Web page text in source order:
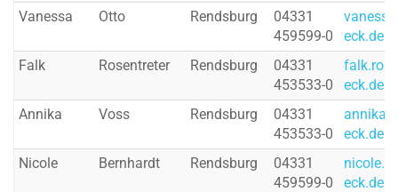
Vanessa Otto Rendsburg
04331
459599-0
eck.de
Falk
Rosentreter Rendsburg
04331
453533-0
eck.de
Annika
Voss Rendsburg
04331
453533-0
eck.de
Nicole
Bernhardt Rendsburg
04331
459599-0
eck.de